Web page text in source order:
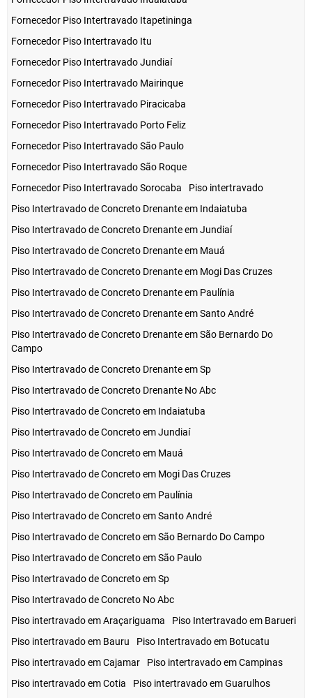
Fornecedor Piso Intertravado Itapetininga
Fornecedor Piso Intertravado Itu
Fornecedor Piso Intertravado Jundiaí
Fornecedor Piso Intertravado Mairinque
Fornecedor Piso Intertravado Piracicaba
Fornecedor Piso Intertravado Porto Feliz
Fornecedor Piso Intertravado São Paulo
Fornecedor Piso Intertravado São Roque
Fornecedor Piso Intertravado Sorocaba
Piso intertravado
Piso Intertravado de Concreto Drenante em Indaiatuba
Piso Intertravado de Concreto Drenante em Jundiaí
Piso Intertravado de Concreto Drenante em Mauá
Piso Intertravado de Concreto Drenante em Mogi Das Cruzes
Piso Intertravado de Concreto Drenante em Paulínia
Piso Intertravado de Concreto Drenante em Santo André
Piso Intertravado de Concreto Drenante em São Bernardo Do
Campo
Piso Intertravado de Concreto Drenante em Sp
Piso Intertravado de Concreto Drenante No Abc
Piso Intertravado de Concreto em Indaiatuba
Piso Intertravado de Concreto em Jundiaí
Piso Intertravado de Concreto em Mauá
Piso Intertravado de Concreto em Mogi Das Cruzes
Piso Intertravado de Concreto em Paulínia
Piso Intertravado de Concreto em Santo André
Piso Intertravado de Concreto em São Bernardo Do Campo
Piso Intertravado de Concreto em São Paulo
Piso Intertravado de Concreto em Sp
Piso Intertravado de Concreto No Abc
Piso intertravado em Araçariguama
Piso Intertravado em Barueri
Piso intertravado em Bauru
Piso Intertravado em Botucatu
Piso intertravado em Cajamar
Piso intertravado em Campinas
Piso intertravado em Cotia
Piso intertravado em Guarulhos